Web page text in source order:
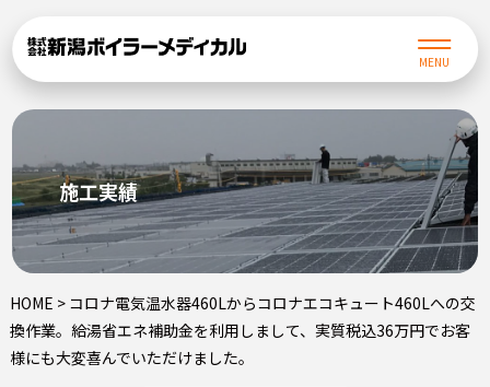
MENU
施工実績
HOME > コロナ電気温水器460Lからコロナエコキュート460Lへの交
換作業。給湯省エネ補助金を利用しまして、実質税込36万円でお客
様にも大変喜んでいただけました。